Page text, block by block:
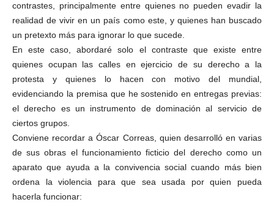
contrastes, principalmente entre quienes no pueden evadir la
realidad de vivir en un país como este, y quienes han buscado
un pretexto más para ignorar lo que sucede.
En este caso, abordaré solo el contraste que existe entre
quienes ocupan las calles en ejercicio de su derecho a la
protesta y quienes lo hacen con motivo del mundial,
evidenciando la premisa que he sostenido en entregas previas:
el derecho es un instrumento de dominación al servicio de
ciertos grupos.
Conviene recordar a Óscar Correas, quien desarrolló en varias
de sus obras el funcionamiento ficticio del derecho como un
aparato que ayuda a la convivencia social cuando más bien
ordena la violencia para que sea usada por quien pueda
hacerla funcionar: